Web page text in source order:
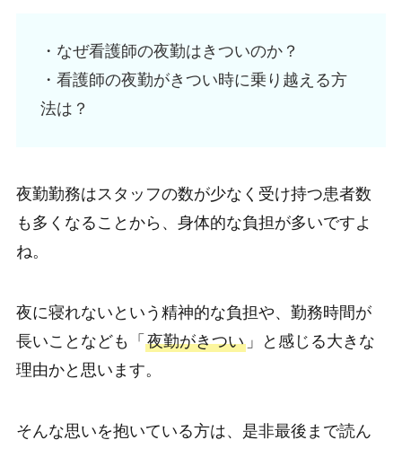
・なぜ看護師の夜勤はきついのか？
・看護師の夜勤がきつい時に乗り越える方
法は？
夜勤勤務はスタッフの数が少なく受け持つ患者数
も多くなることから、身体的な負担が多いですよ
ね。
夜に寝れないという精神的な負担や、勤務時間が
長いことなども「 夜勤がきつい」と感じる大きな
理由かと思います。
そんな思いを抱いている方は、是非最後まで読ん